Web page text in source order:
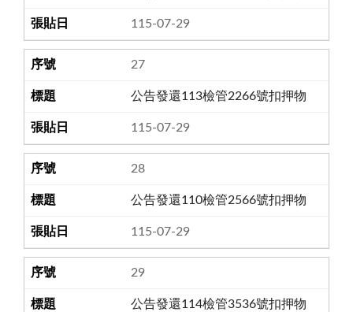
115-07-29
27
公告發還113檢管2266號扣押物
115-07-29
28
公告發還110檢管2566號扣押物
115-07-29
29
公告發還114檢管3536號扣押物